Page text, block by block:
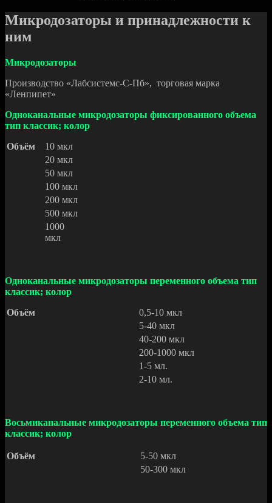
Микродозаторы и принадлежности к
ним
Микродозаторы
Производство «Лабсистемс-С-Пб», торговая марка
«Ленпипет»
Одноканальные микродозаторы фиксированного объема
тип классик; колор
Объём
10 мкл
20 мкл
50 мкл
100 мкл
200 мкл
500 мкл
1000
мкл
Одноканальные микродозаторы переменного объема тип
классик; колор
Объём
0,5-10 мкл
5-40 мкл
40-200 мкл
200-1000 мкл
1-5 мл.
2-10 мл.
Восьмиканальные микродозаторы переменного объема тип
классик; колор
Объём
5-50 мкл
50-300 мкл